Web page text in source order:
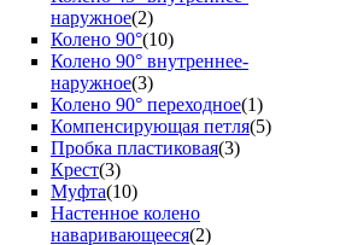
наружное(2)
Колено 90°(10)
Колено 90° внутреннее-
наружное(3)
Колено 90° переходное(1)
Компенсирующая петля(5)
Пробка пластиковая(3)
Крест(3)
Муфта(10)
Настенное колено
наваривающееся(2)